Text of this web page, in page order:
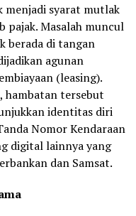
menjadi syarat mutlak
pajak. Masalah muncul
berada di tangan
agunan
(leasing).
hambatan tersebut
identitas diri
Nomor Kendaraan
digital lainnya yang
dan Samsat.